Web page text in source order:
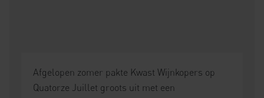
Afgelopen zomer pakte Kwast Wijnkopers op
Quatorze Juillet groots uit met een